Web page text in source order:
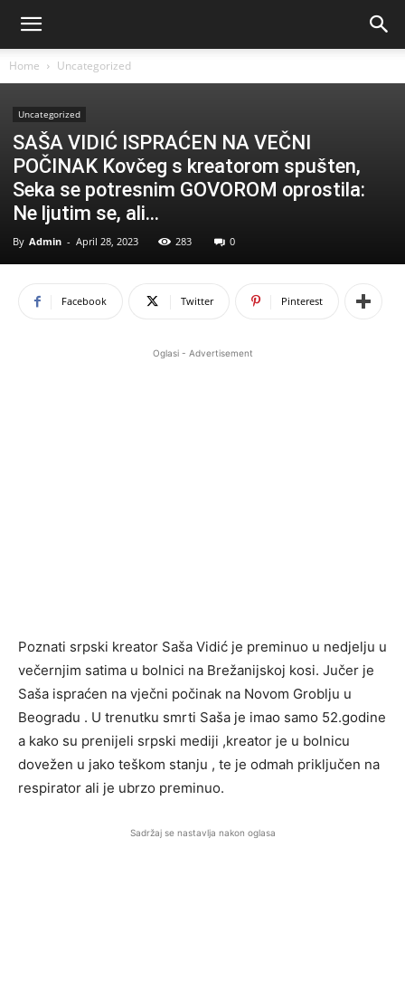
Home Uncategorized
Uncategorized
SAŠA VIDIĆ ISPRAĆEN NA VEČNI
POČINAK Kovčeg s kreatorom spušten,
Seka se potresnim GOVOROM oprostila:
Ne ljutim se, ali…
By Admin - April 28, 2023 283 0
Facebook Twitter Pinterest
Oglasi - Advertisement
Poznati srpski kreator Saša Vidić je preminuo u nedjelju u
večernjim satima u bolnici na Brežanijskoj kosi. Jučer je
Saša ispraćen na vječni počinak na Novom Groblju u
Beogradu . U trenutku smrti Saša je imao samo 52.godine
a kako su prenijeli srpski mediji ,kreator je u bolnicu
dovežen u jako teškom stanju , te je odmah priključen na
respirator ali je ubrzo preminuo.
Sadržaj se nastavlja nakon oglasa